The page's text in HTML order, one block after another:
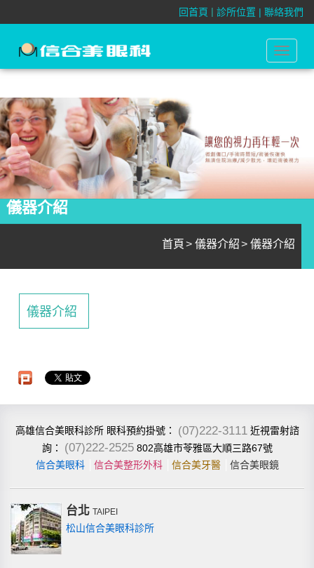
回首頁 | 診所位置 | 聯絡我們
Toggle
儀器介紹
儀器介紹
首頁 儀器介紹 儀器介紹
儀器介紹
高雄信合美眼科診所 眼科預約掛號： (07)222-3111 近視雷射諮
詢： (07)222-2525 802高雄市苓雅區大順三路67號
信合美眼科
信合美整形外科 信合美牙醫 信合美眼鏡
台北 TAIPEI
松山信合美眼科診所